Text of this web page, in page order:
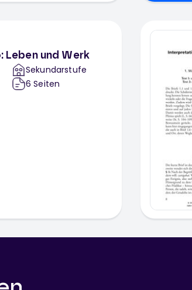
Leben und Werk
Sekundarstufe
6 Seiten